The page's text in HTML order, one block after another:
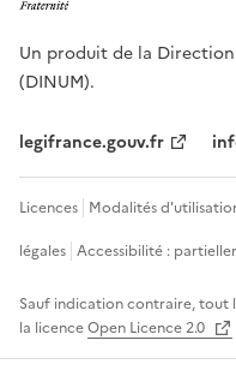
Un produit de la
(DINUM).
legifrance.gouv.fr
Licences Modalités
légales Accessibilité :
Sauf indication contraire, tout
la licenceOpen Licence 2.0